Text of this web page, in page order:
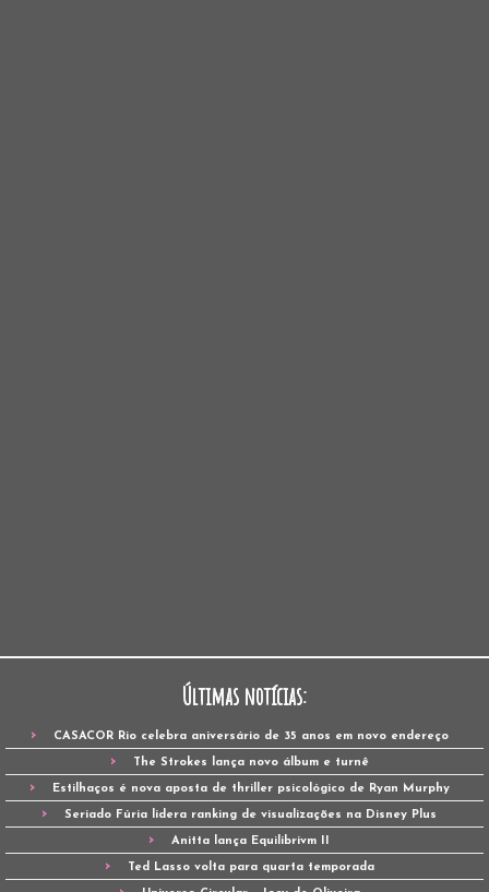
Últimas notícias:
CASACOR Rio celebra aniversário de 35 anos em novo endereço
The Strokes lança novo álbum e turnê
Estilhaços é nova aposta de thriller psicológico de Ryan Murphy
Seriado Fúria lidera ranking de visualizações na Disney Plus
Anitta lança Equilibrivm II
Ted Lasso volta para quarta temporada